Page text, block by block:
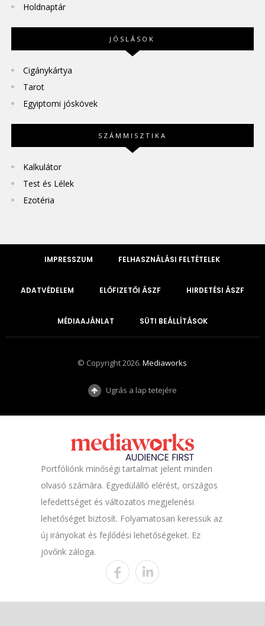
Holdnaptár
JÓSLÁSOK
Cigánykártya
Tarot
Egyiptomi jóskövek
SZÁMMISZTIKA
Kalkulátor
Test és Lélek
Ezotéria
IMPRESSZUM FELHASZNÁLÁSI FELTÉTELEK
ADATVÉDELEM ELŐFIZETŐI ÁSZF HIRDETÉSI ÁSZF
MÉDIAAJÁNLAT SÜTI BEÁLLÍTÁSOK
© Copyright 2026.Mediaworks
Ugrás a lap tetejére
Portfóliónk minőségi tartalmat jelent minden
olvasó számára. Egyedülálló elérést, országos
lefedettséget és változatos megjelenési
lehetőséget biztosít. Folyamatosan keressük az
új irányokat és fejlődési lehetőségeket. Ez
jövőnk záloga.